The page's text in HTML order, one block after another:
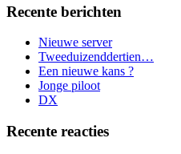
Recente berichten
Nieuwe server
Tweeduizenddertien…
Een nieuwe kans ?
Jonge piloot
DX
Recente reacties